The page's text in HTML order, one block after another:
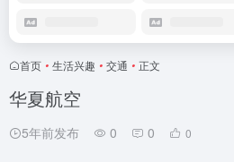
首页 • 生活兴趣 • 交通 • 正文
华夏航空
5年前发布 0 0 0